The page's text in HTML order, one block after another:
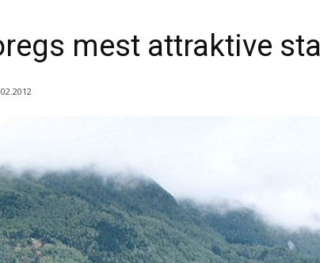
mest attraktive